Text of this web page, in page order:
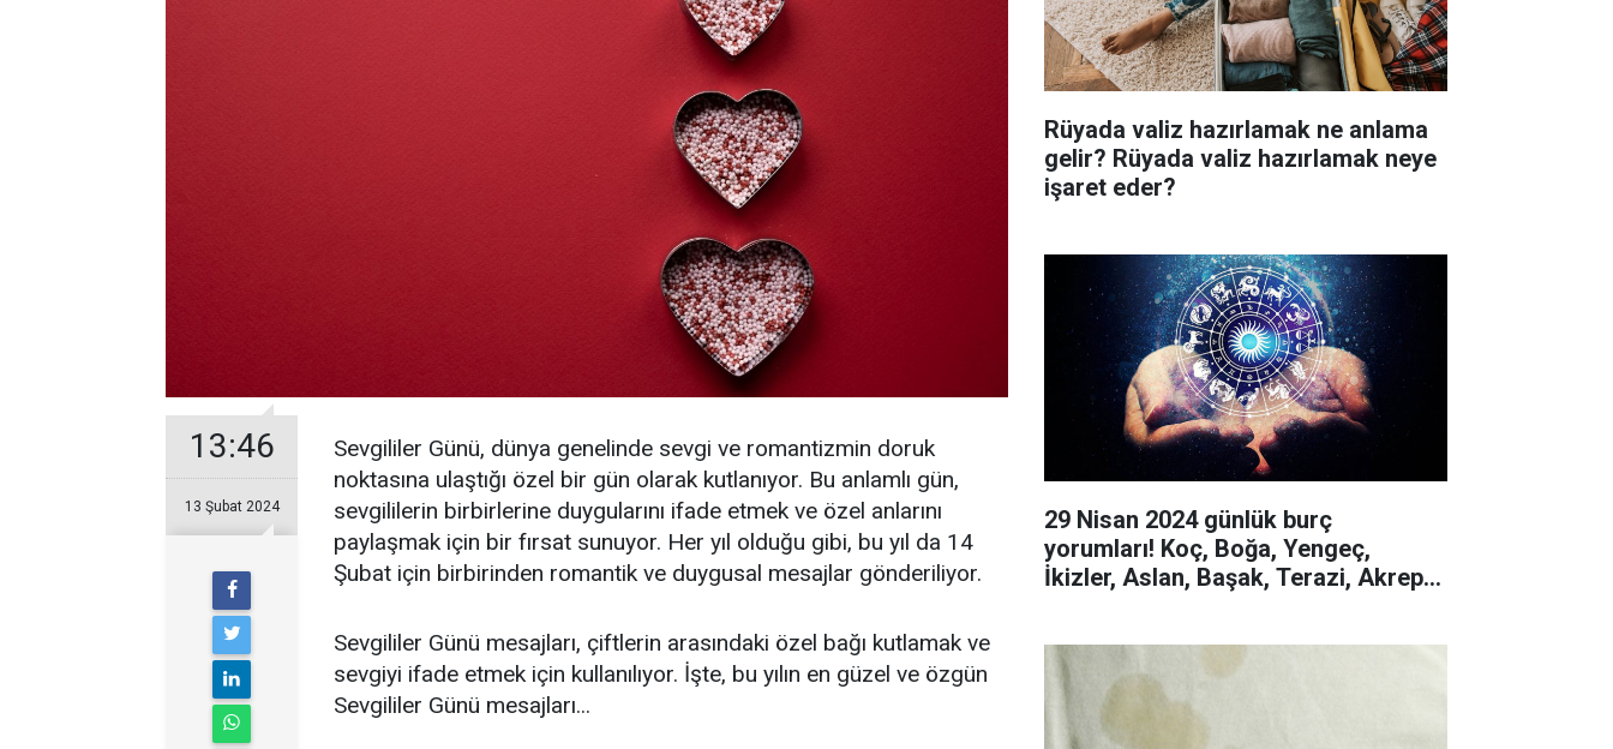
13:46
13 Şubat 2024
Sevgililer Günü, dünya genelinde sevgi ve romantizmin doruk
noktasına ulaştığı özel bir gün olarak kutlanıyor. Bu anlamlı gün,
sevgililerin birbirlerine duygularını ifade etmek ve özel anlarını
paylaşmak için bir fırsat sunuyor. Her yıl olduğu gibi, bu yıl da 14
Şubat için birbirinden romantik ve duygusal mesajlar gönderiliyor.
Sevgililer Günü mesajları, çiftlerin arasındaki özel bağı kutlamak ve
sevgiyi ifade etmek için kullanılıyor. İşte, bu yılın en güzel ve özgün
Sevgililer Günü mesajları...
Rüyada valiz hazırlamak ne anlama
gelir? Rüyada valiz hazırlamak neye
işaret eder?
29 Nisan 2024 günlük burç
yorumları! Koç, Boğa, Yengeç,
İkizler, Aslan, Başak, Terazi, Akrep,